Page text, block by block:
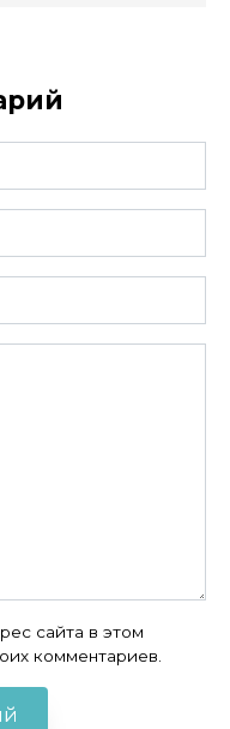
сайта в этом
комментариев.